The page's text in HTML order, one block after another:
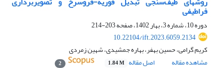
فراطیفی
دوره 10، شماره 3، بهار 1402، صفحه
203-214
10.22104/ift.2023.6059.2134
کریم گرامی، حسین بهفر، بهاره جمشیدی، شهین زمردی
مشاهده مقاله
اصل مقاله 1.84 M
2